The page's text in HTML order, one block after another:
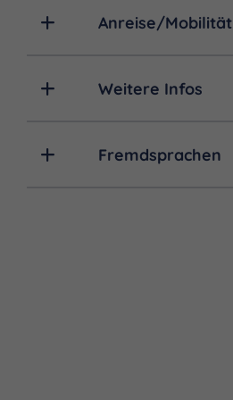
Anreise/Mobilität
Weitere Infos
Fremdsprachen